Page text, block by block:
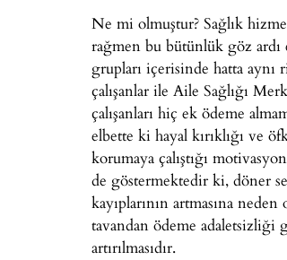
Ne mi olmuştur? Sağlık
rağmen bu bütünlük göz ardı
grupları içerisinde hatta aynı
çalışanlar ile Aile Sağlığı
çalışanları hiç ek ödeme
elbette ki hayal kırıklığı ve
korumaya çalıştığı
de göstermektedir ki, döner
kayıplarının artmasına
tavandan ödeme adaletsizliği
artırılmasıdır.